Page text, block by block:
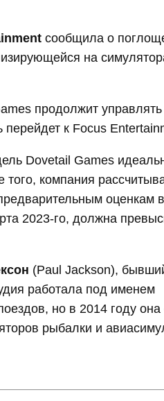
сообщила о
на
продолжит управлять
перейдет к Focus
Dovetail Games
компания
оценкам
2023-го, должна
(Paul Jackson),
работала под именем
но в 2014 году
рыбалки и